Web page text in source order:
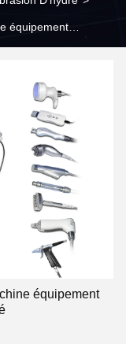
équipement
équipement